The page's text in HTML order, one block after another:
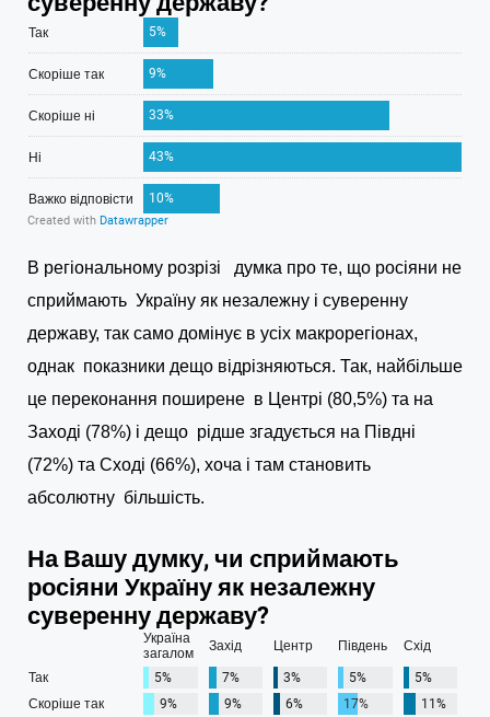
В регіональному розрізі думка про те, що росіяни не
сприймають Україну як незалежну і суверенну
державу, так само домінує в усіх макрорегіонах,
однак показники дещо відрізняються. Так, найбільше
це переконання поширене в Центрі (80,5%) та на
Заході (78%) і дещо рідше згадується на Півдні
(72%) та Сході (66%), хоча і там становить
абсолютну більшість.